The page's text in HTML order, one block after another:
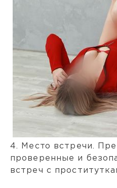
4. Место встречи.
проверенные и
встреч с